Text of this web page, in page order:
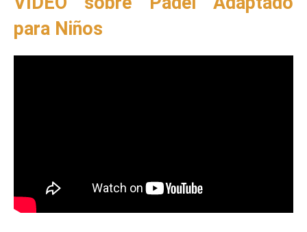
para Niños